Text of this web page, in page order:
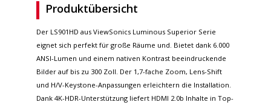
Produktübersicht
Der LS901HD aus ViewSonics Luminous Superior Serie
eignet sich perfekt für große Räume und. Bietet dank 6.000
ANSI-Lumen und einem nativen Kontrast beeindruckende
Bilder auf bis zu 300 Zoll. Der 1,7-fache Zoom, Lens-Shift
und H/V-Keystone-Anpassungen erleichtern die Installation.
Dank 4K-HDR-Unterstützung liefert HDMI 2.0b Inhalte in Top-